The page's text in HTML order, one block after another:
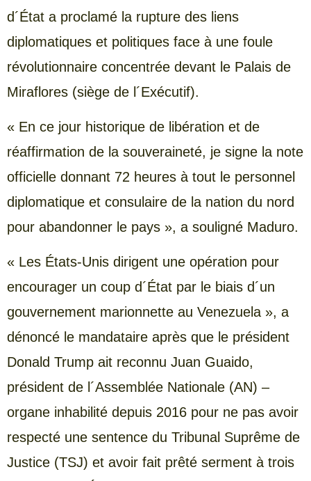
d´État a proclamé la rupture des liens
diplomatiques et politiques face à une foule
révolutionnaire concentrée devant le Palais de
Miraflores (siège de l´Exécutif).
« En ce jour historique de libération et de
réaffirmation de la souveraineté, je signe la note
officielle donnant 72 heures à tout le personnel
diplomatique et consulaire de la nation du nord
pour abandonner le pays », a souligné Maduro.
« Les États-Unis dirigent une opération pour
encourager un coup d´État par le biais d´un
gouvernement marionnette au Venezuela », a
dénoncé le mandataire après que le président
Donald Trump ait reconnu Juan Guaido,
président de l´Assemblée Nationale (AN) –
organe inhabilité depuis 2016 pour ne pas avoir
respecté une sentence du Tribunal Suprême de
Justice (TSJ) et avoir fait prêté serment à trois